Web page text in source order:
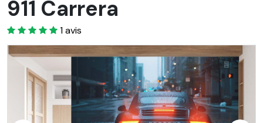
911 Carrera
5
1avis